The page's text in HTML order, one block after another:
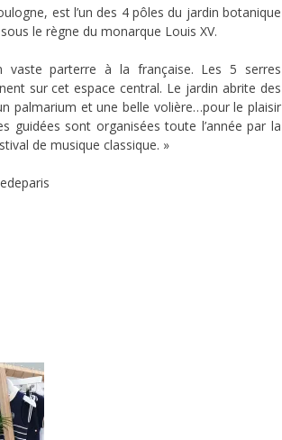
est l’un des 4 pôles du jardin botanique
le règne du monarque Louis XV.
vaste parterre à la française. Les 5 serres
sur cet espace central. Le jardin abrite des
palmarium et une belle volière…pour le plaisir
guidées sont organisées toute l’année par la
de musique classique. »